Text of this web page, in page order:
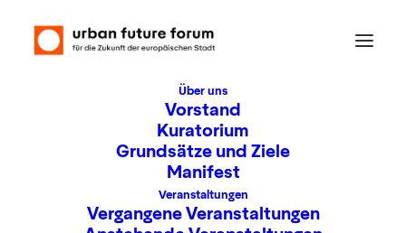
Über uns
Vorstand
Kuratorium
Grundsätze und Ziele
Manifest
Veranstaltungen
Vergangene Veranstaltungen
Zu Gast: Prof. Dr.
Birgitta Wolff,